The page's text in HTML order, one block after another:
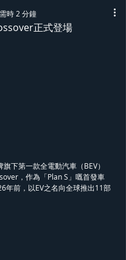
正式登場
時 2 分鐘
下第一款全電動汽車（BEV）
，作為「Plan S」嘅首發車
年前，以EV之名向全球推出11部